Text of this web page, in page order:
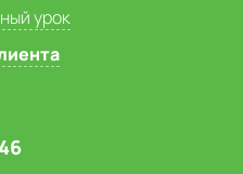
урок